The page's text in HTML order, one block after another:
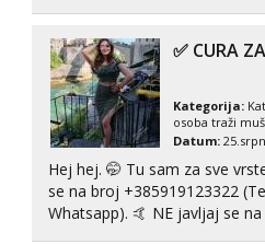
✅ CURA
Kategorija:
osoba traži
Datum:
Hej hej. 🤭 Tu sam za sve
se na broj +385919123322
Whatsapp). 🤙 NE